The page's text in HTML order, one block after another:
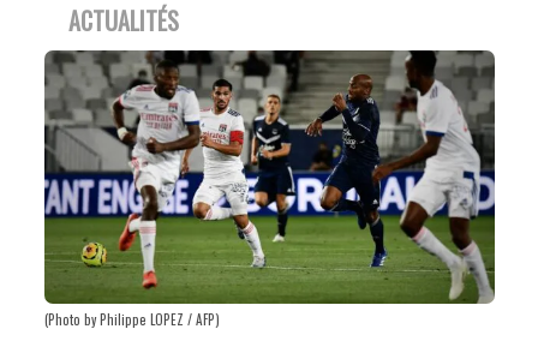
ACTUALITÉS
(Photo by Philippe LOPEZ / AFP)